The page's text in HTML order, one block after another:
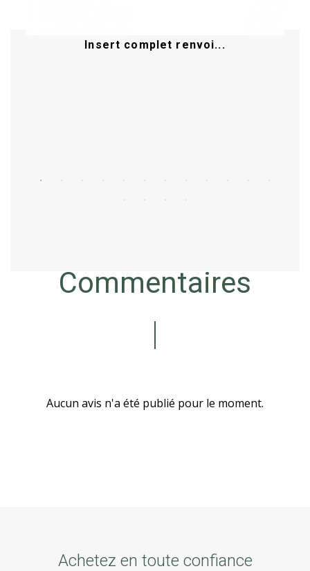
Insert complet renvoi...
Commentaires
Aucun avis n'a été publié pour le moment.
Achetez en toute confiance